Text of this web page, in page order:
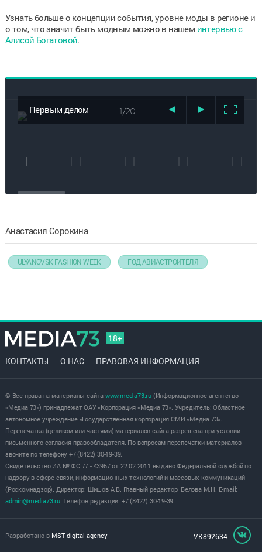
Узнать больше о концепции события, уровне моды в регионе и
о том, что значит быть модным можно в нашем интервью с
Алисой Богатовой.
1/20
Первым делом
самолёты:
дизайнеров из
Анастасия Сорокина
ULYANOVSK FASHION WEEK ГОД АВИАСТРОИТЕЛЯ
18+
КОНТАКТЫ О НАС ПРАВОВАЯ ИНФОРМАЦИЯ
© Все права на материалы сайта www.media73.ru(Информационное агентство
«Медиа 73») принадлежат ОАУ «Корпорация «Медиа 73». Учредитель: Областное
автономное учреждение «Государственная корпорация СМИ «Медиа 73».
Перепечатка (целиком или частями) материалов сайта разрешена при условии
письменного согласия правообладателя. По вопросам перепечатки материалов
звоните по телефону +7 (8422) 30-19-39.
Свидетельство ИА № ФС 77 - 43957 от 22.02.2011 выдано Федеральной службой по
надзору в сфере связи, информационных технологий и массовых коммуникаций
(Роскомнадзор). Директор: Шишов А.В. Главный редактор: Белова М.Н. E-mail:
admin@media73.ru. Телефон редакции: +7 (8422) 30-19-39.
Разработано в MST digital agency VK892634